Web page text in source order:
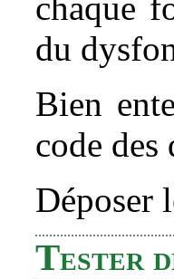
du
Bien
code des
Déposer
Tester